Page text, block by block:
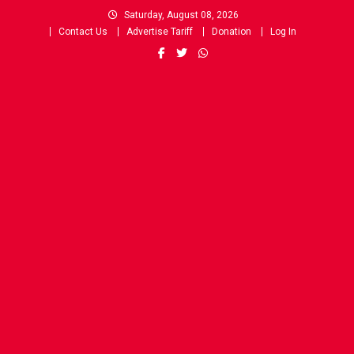
Saturday, August 08, 2026
Contact Us
Advertise Tariff Donation Log In